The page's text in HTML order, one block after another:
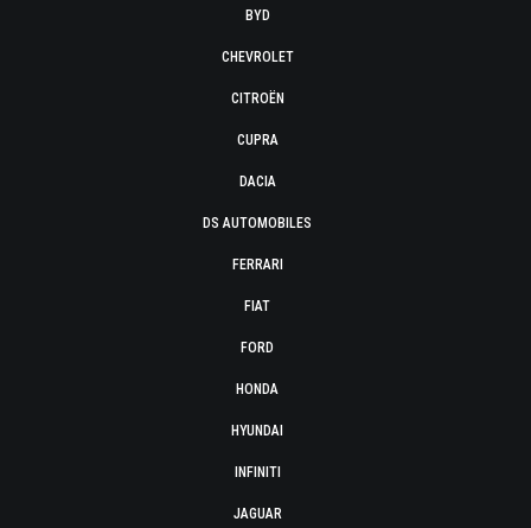
BYD
CHEVROLET
CITROËN
CUPRA
DACIA
DS AUTOMOBILES
FERRARI
FIAT
FORD
HONDA
HYUNDAI
INFINITI
JAGUAR